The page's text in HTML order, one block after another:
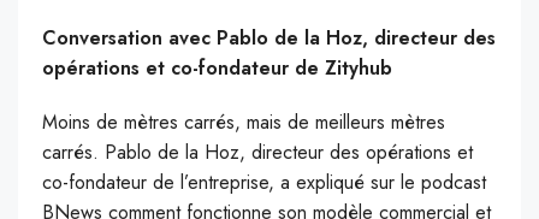
Conversation avec Pablo de la Hoz, directeur des
opérations et co-fondateur de Zityhub
Moins de mètres carrés, mais de meilleurs mètres
carrés. Pablo de la Hoz, directeur des opérations et
co-fondateur de l’entreprise, a expliqué sur le podcast
BNews comment fonctionne son modèle commercial et